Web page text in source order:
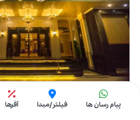
مشهد ستاره انتخاب مبدا
پیام رسان ها فیلتر/مبدا آفرها